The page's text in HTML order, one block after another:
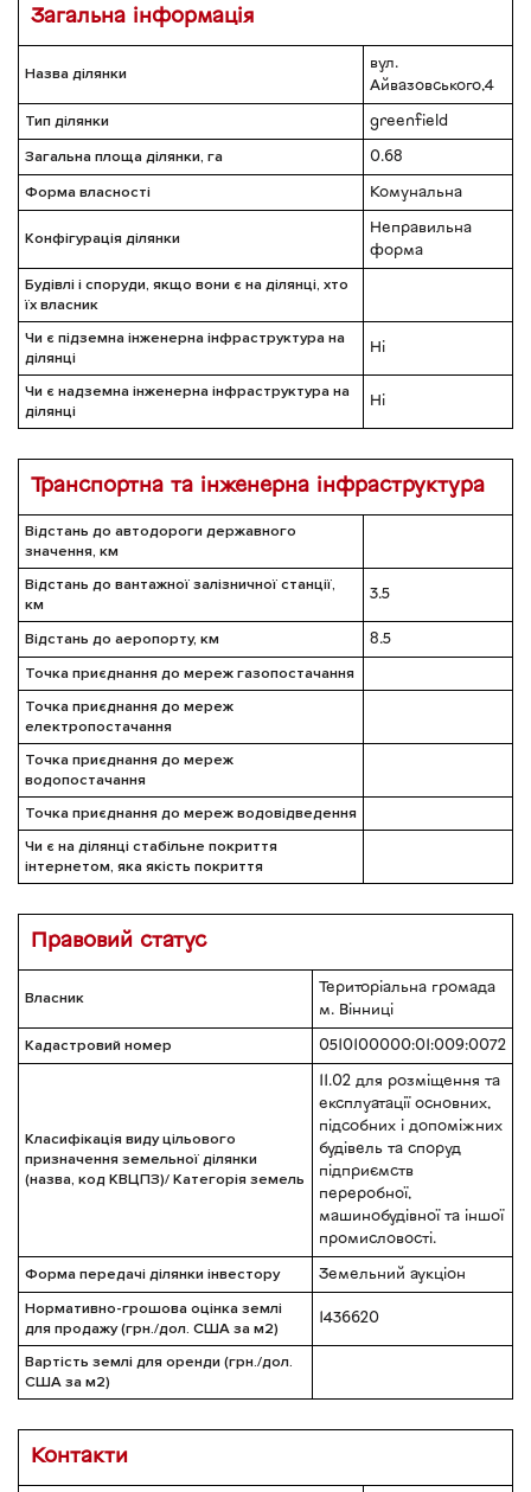
Загальна інформація
Назва ділянки
вул.
Айвазовського,4
Тип ділянки greenfield
Загальна площа ділянки, га 0.68
Форма власності Комунальна
Конфігурація ділянки
Неправильна
форма
Будівлі і споруди, якщо вони є на ділянці, хто
їх власник
Чи є підземна інженерна інфраструктура на
ділянці
Ні
Чи є надземна інженерна інфраструктура на
ділянці
Ні
Транспортна та інженерна інфраструктура
Відстань до автодороги державного
значення, км
Відстань до вантажної залізничної станції,
км
3.5
Відстань до аеропорту, км 8.5
Точка приєднання до мереж газопостачання
Точка приєднання до мереж
електропостачання
Точка приєднання до мереж
водопостачання
Точка приєднання до мереж водовідведення
Чи є на ділянці стабільне покриття
інтернетом, яка якість покриття
Правовий статус
Власник
Територіальна громада
м. Вінниці
Кадастровий номер 0510100000:01:009:0072
Класифікація виду цільового
призначення земельної ділянки
(назва, код КВЦПЗ)/ Категорія земель
11.02 для розміщення та
експлуатації основних,
підсобних і допоміжних
будівель та споруд
підприємств
переробної,
машинобудівної та іншої
промисловості.
Форма передачі ділянки інвестору Земельний аукціон
Нормативно-грошова оцінка землі
для продажу (грн./дол. США за м2)
1436620
Вартість землі для оренди (грн./дол.
США за м2)
Контакти